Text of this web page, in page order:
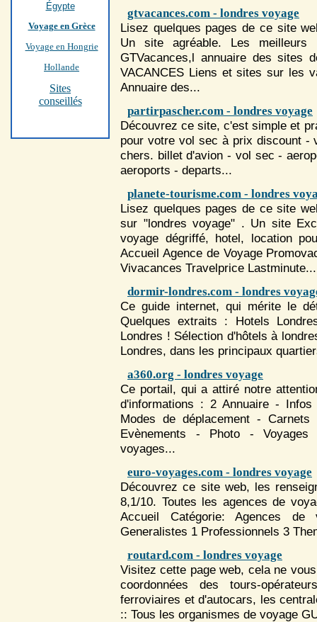
Égypte
Voyage en Grèce
Voyage en Hongrie
Hollande
Sites
conseillés
gtvacances.com - londres voyage
Lisez quelques pages de ce site
Un site agréable. Les
GTVacances,l annuaire des sites
VACANCES Liens et sites sur les
Annuaire des...
partirpascher.com - londres voyage
Découvrez ce site, c'est simple et
pour votre vol sec à prix discount -
chers. billet d'avion - vol sec -
aeroports - departs...
planete-tourisme.com - londres
Lisez quelques pages de ce site
sur "londres voyage" . Un site
voyage dégriffé, hotel, location
Accueil Agence de Voyage
Vivacances Travelprice Lastminute...
dormir-londres.com - londres
Ce guide internet, qui mérite le
Quelques extraits : Hotels
Londres ! Sélection d'hôtels à
Londres, dans les principaux
a360.org - londres voyage
Ce portail, qui a attiré notre
d'informations : 2 Annuaire -
Modes de déplacement -
Evènements - Photo -Voyages
voyages...
euro-voyages.com - londres voyage
Découvrez ce site web, les
8,1/10. Toutes les agences de
Accueil Catégorie: Agences de
Generalistes 1 Professionnels 3
routard.com - londres voyage
Visitez cette page web, cela ne
coordonnées des tours-
ferroviaires et d'autocars, les
:: Tous les organismes de voyage